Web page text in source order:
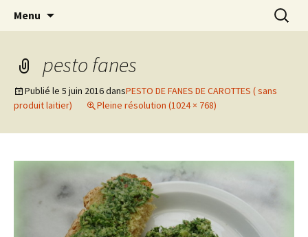
MiaouZdays
Cuisine / Idées Créatives / Petits Bonheurs et
milles autres astuces
Menu
pesto fanes
Publié le 5 juin 2016dansPESTO DE FANES DE CAROTTES ( sans
produit laitier)
Pleine résolution (1024 × 768)